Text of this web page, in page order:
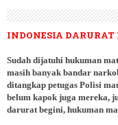
INDONESIA DARURAT
Sudah dijatuhi hukuman
masih banyak bandar
ditangkap petugas Polisi
belum kapok juga mereka,
darurat begini, hukuman